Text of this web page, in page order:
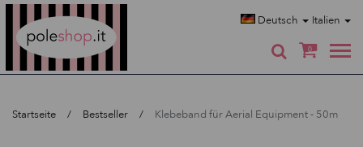
Deutsch Italien
0
Startseite Bestseller Klebeband für Aerial Equipment - 50m